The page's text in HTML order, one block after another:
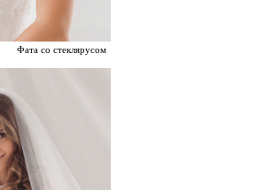
Фата со стеклярусом